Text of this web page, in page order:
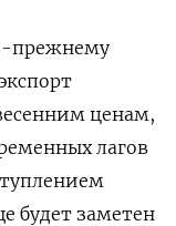
прежнему
ценам,
лагов
будет заметен